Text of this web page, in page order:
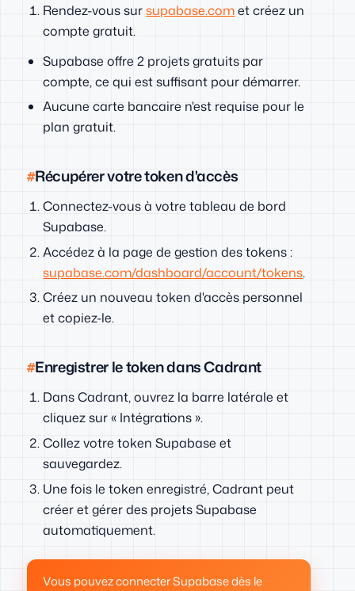
Rendez-vous sursupabase.comet créez un
compte gratuit.
Supabase offre 2 projets gratuits par
compte, ce qui est suffisant pour démarrer.
Aucune carte bancaire n'est requise pour le
plan gratuit.
Récupérer votre token d'accès
Connectez-vous à votre tableau de bord
Supabase.
Accédez à la page de gestion des tokens :
supabase.com/dashboard/account/tokens.
Créez un nouveau token d'accès personnel
et copiez-le.
Enregistrer le token dans Cadrant
Dans Cadrant, ouvrez la barre latérale et
cliquez sur « Intégrations ».
Collez votre token Supabase et
sauvegardez.
Une fois le token enregistré, Cadrant peut
créer et gérer des projets Supabase
automatiquement.
Vous pouvez connecter Supabase dès le